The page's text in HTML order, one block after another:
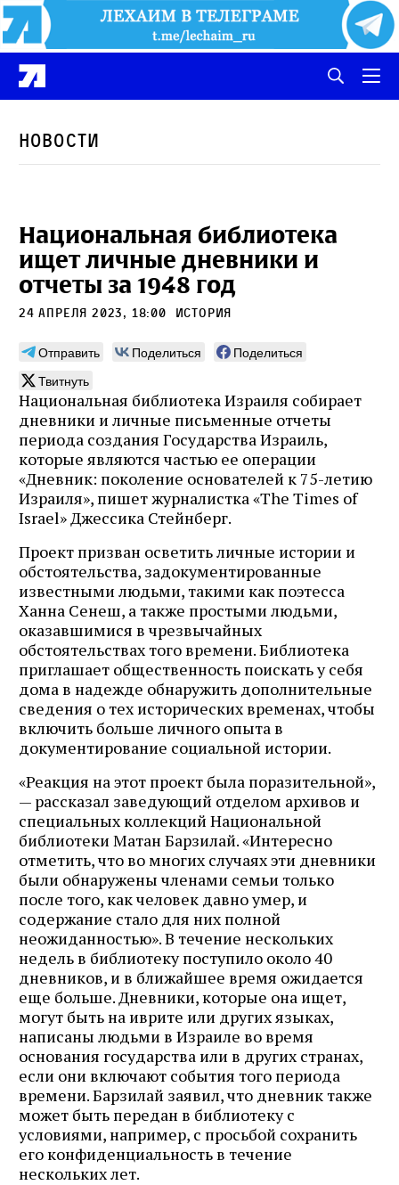
Новости
Национальная библиотека
ищет личные дневники и
отчеты за 1948 год
24 апреля 2023, 18:00 История
Отправить Поделиться
Поделиться
Твитнуть
Национальная библиотека Израиля собирает
дневники и личные письменные отчеты
периода создания Государства Израиль,
которые являются частью ее операции
«Дневник: поколение основателей к 75-летию
Израиля», пишет журналистка «The Times of
Israel» Джессика Стейнберг.
Проект призван осветить личные истории и
обстоятельства, задокументированные
известными людьми, такими как поэтесса
Ханна Сенеш, а также простыми людьми,
оказавшимися в чрезвычайных
обстоятельствах того времени. Библиотека
приглашает общественность поискать у себя
дома в надежде обнаружить дополнительные
сведения о тех исторических временах, чтобы
включить больше личного опыта в
документирование социальной истории.
«Реакция на этот проект была поразительной»,
— рассказал заведующий отделом архивов и
специальных коллекций Национальной
библиотеки Матан Барзилай. «Интересно
отметить, что во многих случаях эти дневники
были обнаружены членами семьи только
после того, как человек давно умер, и
содержание стало для них полной
неожиданностью». В течение нескольких
недель в библиотеку поступило около 40
дневников, и в ближайшее время ожидается
еще больше. Дневники, которые она ищет,
могут быть на иврите или других языках,
написаны людьми в Израиле во время
основания государства или в других странах,
если они включают события того периода
времени. Барзилай заявил, что дневник также
может быть передан в библиотеку с
условиями, например, с просьбой сохранить
его конфиденциальность в течение
нескольких лет.